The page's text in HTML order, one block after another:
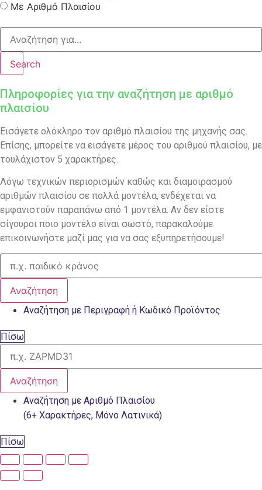
Με Αριθμό Πλαισίου
Search
Πληροφορίες για την αναζήτηση με αριθμό
πλαισίου
Εισάγετε ολόκληρο τον αριθμό πλαισίου της μηχανής σας.
Επίσης, μπορείτε να εισάγετε μέρος του αριθμού πλαισίου, με
τουλάχιστον 5 χαρακτήρες.
Λόγω τεχνικών περιορισμών καθώς και διαμοιρασμού
αριθμών πλαισίου σε πολλά μοντέλα, ενδέχεται να
εμφανιστούν παραπάνω από 1 μοντέλα. Αν δεν είστε
σίγουροι ποιο μοντέλο είναι σωστό, παρακαλούμε
επικοινωνήστε μαζί μας για να σας εξυπηρετήσουμε!
Αναζήτηση
Αναζήτηση με Περιγραφή ή Κωδικό Προϊόντος
Πίσω
Αναζήτηση
Αναζήτηση με Αριθμό Πλαισίου
(6+ Χαρακτήρες, Μόνο Λατινικά)
Πίσω